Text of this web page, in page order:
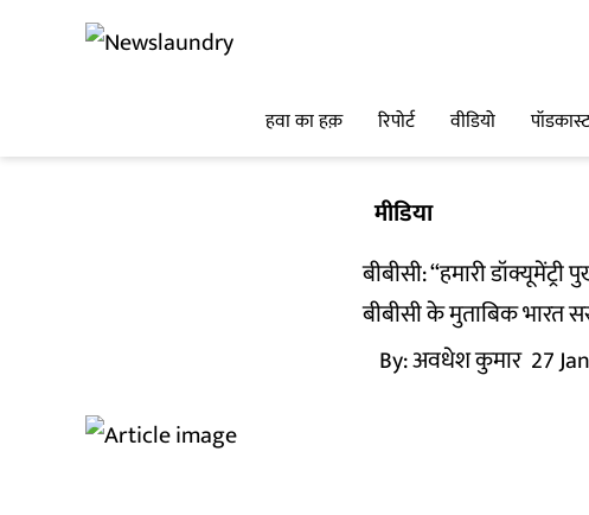
हवा का हक़ रिपोर्ट वीडियो पॉडकास्ट
मीडिया
बीबीसी: ‘‘हमारी
बीबीसी के मुताबिक भारत
By:अवधेश कुमार 27